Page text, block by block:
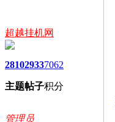
超越挂机网
2810
主题
2933
帖子
7062
积分
管理员